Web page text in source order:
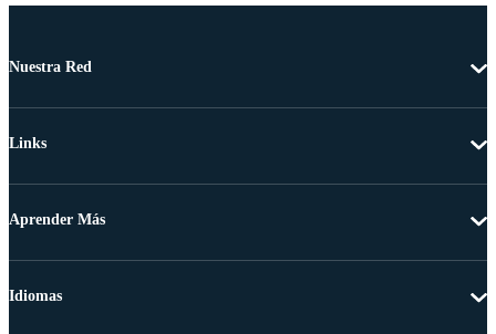
Nuestra Red
Links
Aprender Más
Idiomas